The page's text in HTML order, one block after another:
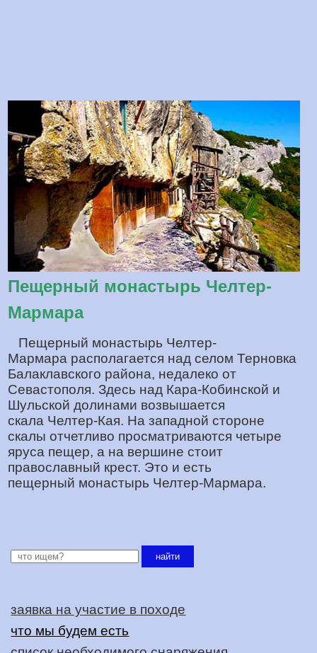
Пещерный монастырь Челтер-
Мармара
Пещерный монастырь Челтер-
Мармара располагается над селом Терновка
Балаклавского района, недалеко от
Севастополя. Здесь над Кара-Кобинской и
Шульской долинами возвышается
скала Челтер-Кая. На западной стороне
скалы отчетливо просматриваются четыре
яруса пещер, а на вершине стоит
православный крест. Это и есть
пещерный монастырь Челтер-Мармара.
найти
заявка на участие в походе
что мы будем есть